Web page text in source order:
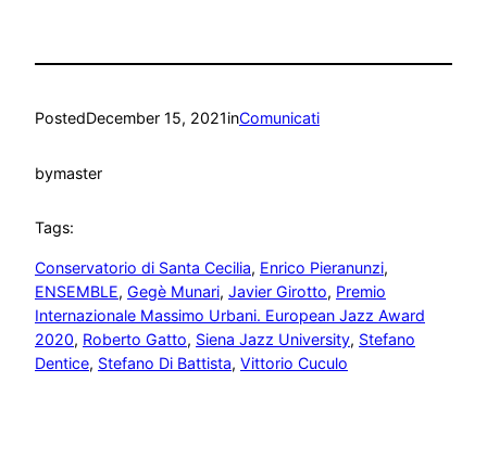
PostedDecember 15, 2021inComunicati
bymaster
Tags:
Conservatorio di Santa Cecilia, Enrico Pieranunzi
ENSEMBLE, Gegè Munari, Javier Girotto, Premio
Internazionale Massimo Urbani. European Jazz Award
2020, Roberto Gatto, Siena Jazz University, Stefano
Dentice, Stefano Di Battista, Vittorio Cuculo